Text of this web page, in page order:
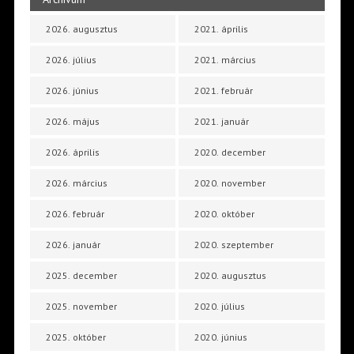
2026. augusztus
2026. július
2026. június
2026. május
2026. április
2026. március
2026. február
2026. január
2025. december
2025. november
2025. október
2021. április
2021. március
2021. február
2021. január
2020. december
2020. november
2020. október
2020. szeptember
2020. augusztus
2020. július
2020. június